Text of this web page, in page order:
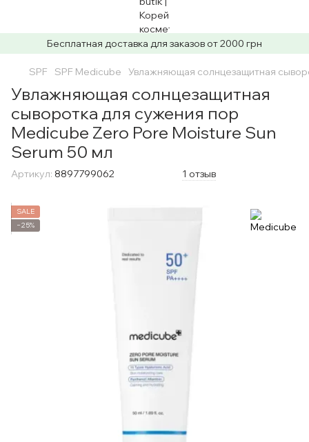
Бесплатная доставка для заказов от 2000 грн
SPF SPF Medicube Увлажняющая солнцезащитная
Увлажняющая солнцезащитная
сыворотка для сужения пор
Medicube Zero Pore Moisture Sun
Serum 50 мл
Артикул: 8897799062 1 отзыв
SALE
−25%